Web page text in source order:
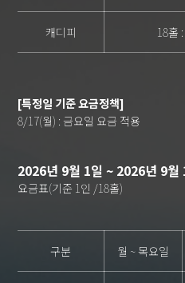
캐디피 18홀
[특정일 기준 요금정책]
8/17(월) : 금요일 요금 적용
2026년 9월 1일 ~ 2026년 9월
요금표(기준 1인 /18홀)
구분 월 ~ 목요일